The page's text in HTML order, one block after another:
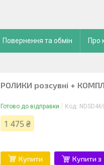
Повернення та обмін Про
РОЛИКИ розсувні +
Готово до відправки Код:
1 475 ₴
Купити Купити з